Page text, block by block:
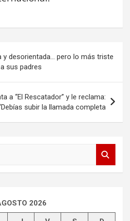
y desorientada… pero lo más triste
sus padres
a “El Rescatador” y le reclama:
subir la llamada completa
2026